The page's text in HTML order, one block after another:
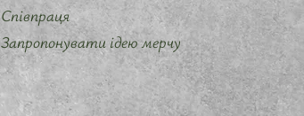
Співпраця
Запропонувати ідею мерчу